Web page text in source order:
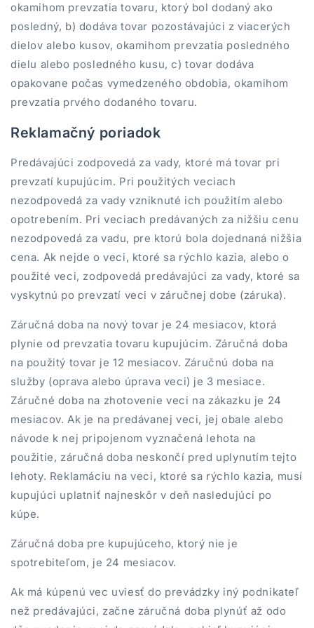
okamihom prevzatia tovaru, ktorý bol dodaný ako
posledný, b) dodáva tovar pozostávajúci z viacerých
dielov alebo kusov, okamihom prevzatia posledného
dielu alebo posledného kusu, c) tovar dodáva
opakovane počas vymedzeného obdobia, okamihom
prevzatia prvého dodaného tovaru.
Reklamačný poriadok
Predávajúci zodpovedá za vady, ktoré má tovar pri
prevzatí kupujúcim. Pri použitých veciach
nezodpovedá za vady vzniknuté ich použitím alebo
opotrebením. Pri veciach predávaných za nižšiu cenu
nezodpovedá za vadu, pre ktorú bola dojednaná nižšia
cena. Ak nejde o veci, ktoré sa rýchlo kazia, alebo o
použité veci, zodpovedá predávajúci za vady, ktoré sa
vyskytnú po prevzatí veci v záručnej dobe (záruka).
Záručná doba na nový tovar je 24 mesiacov, ktorá
plynie od prevzatia tovaru kupujúcim. Záručná doba
na použitý tovar je 12 mesiacov. Záručnú doba na
služby (oprava alebo úprava veci) je 3 mesiace.
Záručné doba na zhotovenie veci na zákazku je 24
mesiacov. Ak je na predávanej veci, jej obale alebo
návode k nej pripojenom vyznačená lehota na
použitie, záručná doba neskončí pred uplynutím tejto
lehoty. Reklamáciu na veci, ktoré sa rýchlo kazia, musí
kupujúci uplatniť najneskôr v deň nasledujúci po
kúpe.
Záručná doba pre kupujúceho, ktorý nie je
spotrebiteľom, je 24 mesiacov.
Ak má kúpenú vec uviesť do prevádzky iný podnikateľ
než predávajúci, začne záručná doba plynúť až odo